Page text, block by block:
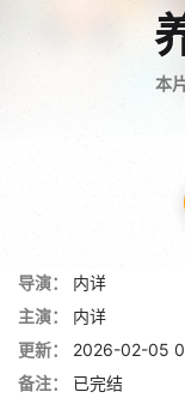
本
导演：
内详
主演：
内详
更新：
2026-02-05
备注：
已完结